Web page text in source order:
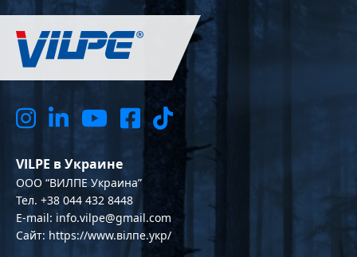
VILPE в Украине
OOO “ВИЛПЕ Украина”
Тел. +38 044 432 8448
E-mail: info.vilpe@gmail.com
Сайт: https://www.вілпе.укр/